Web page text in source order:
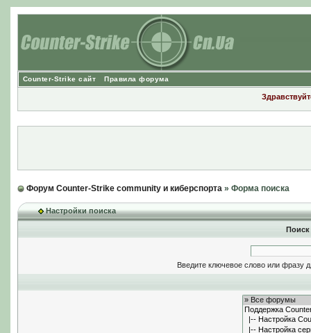
Counter-Strike сайт Правила форума
Форум Counter-Strike community и киберспорта» Форма поиска
Настройки поиска
Введите ключевое слово или фразу